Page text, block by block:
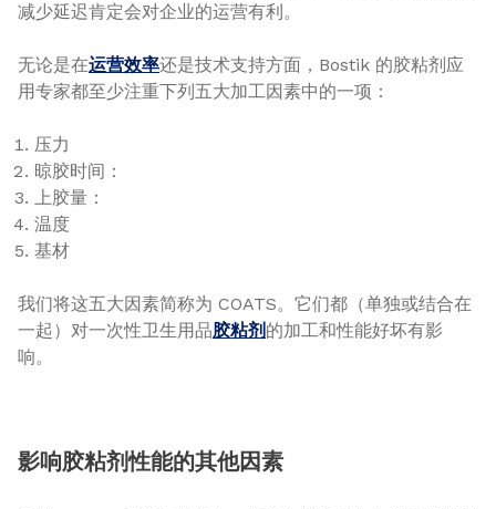
减少延迟肯定会对企业的运营有利。
无论是在运营效率还是技术支持方面，Bostik 的胶粘剂应
用专家都至少注重下列五大加工因素中的一项：
压力
晾胶时间：
上胶量：
温度
基材
我们将这五大因素简称为 COATS。它们都（单独或结合在
一起）对一次性卫生用品胶粘剂 的加工和性能好坏有影
响。
影响胶粘剂性能的其他因素